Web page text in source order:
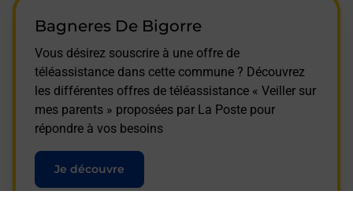
Bagneres De Bigorre
Vous désirez souscrire à une offre de
téléassistance dans cette commune ? Découvrez
les différentes offres de téléassistance « Veiller sur
mes parents » proposées par La Poste pour
répondre à vos besoins
Je découvre